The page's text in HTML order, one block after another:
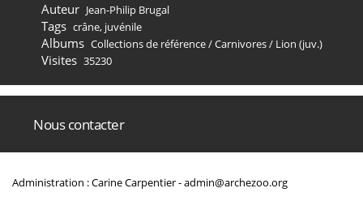
Auteur Jean-Philip Brugal
Tags crâne, juvénile
Albums Collections de référence/Carnivores/ Lion (juv.)
Visites 35230
Nous contacter
Administration : Carine Carpentier -admin@archezoo.org